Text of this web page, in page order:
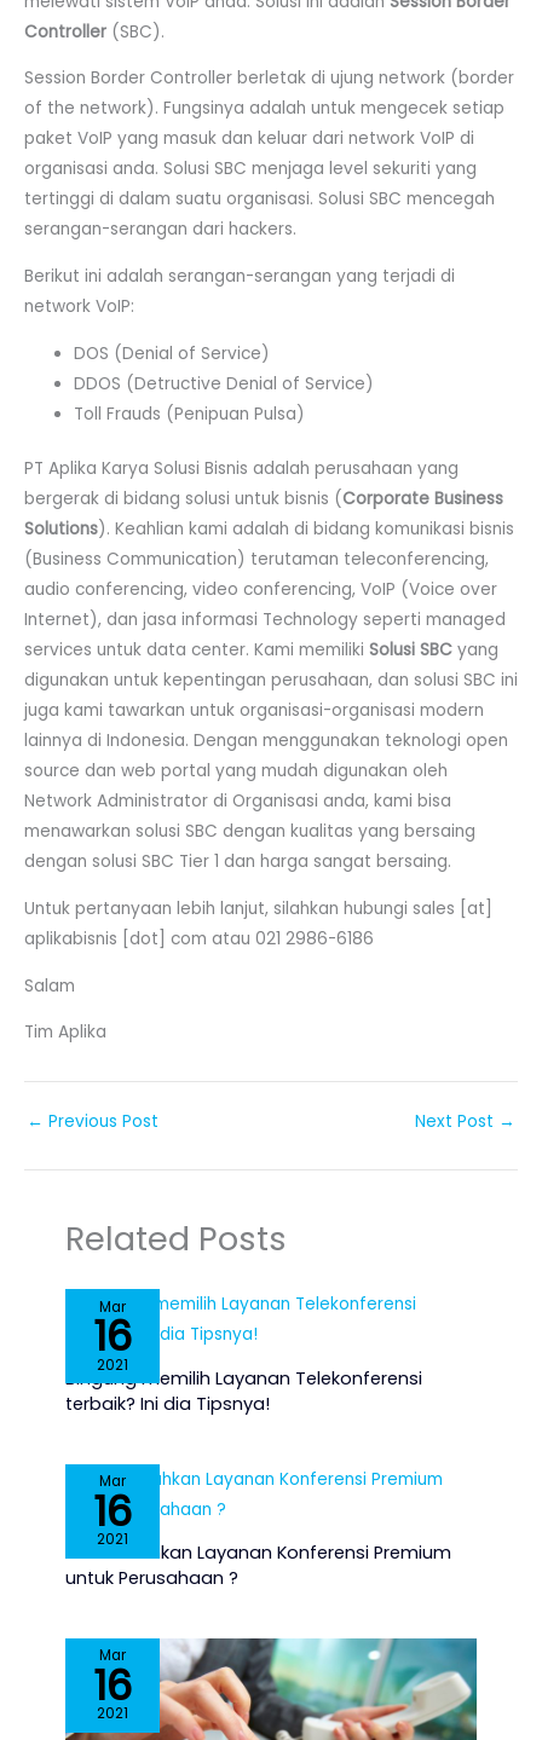
Controller (SBC).
Session Border Controller berletak di ujung network (border
of the network). Fungsinya adalah untuk mengecek setiap
paket VoIP yang masuk dan keluar dari network VoIP di
organisasi anda. Solusi SBC menjaga level sekuriti yang
tertinggi di dalam suatu organisasi. Solusi SBC mencegah
serangan-serangan dari hackers.
Berikut ini adalah serangan-serangan yang terjadi di
network VoIP:
DOS (Denial of Service)
DDOS (Detructive Denial of Service)
Toll Frauds (Penipuan Pulsa)
PT Aplika Karya Solusi Bisnis adalah perusahaan yang
bergerak di bidang solusi untuk bisnis (Corporate Business
Solutions). Keahlian kami adalah di bidang komunikasi bisnis
(Business Communication) terutaman teleconferencing,
audio conferencing, video conferencing, VoIP (Voice over
Internet), dan jasa informasi Technology seperti managed
services untuk data center. Kami memiliki Solusi SBC yang
digunakan untuk kepentingan perusahaan, dan solusi SBC ini
juga kami tawarkan untuk organisasi-organisasi modern
lainnya di Indonesia. Dengan menggunakan teknologi open
source dan web portal yang mudah digunakan oleh
Network Administrator di Organisasi anda, kami bisa
menawarkan solusi SBC dengan kualitas yang bersaing
dengan solusi SBC Tier 1 dan harga sangat bersaing.
Untuk pertanyaan lebih lanjut, silahkan hubungi sales [at]
aplikabisnis [dot] com atau 021 2986-6186
Salam
Tim Aplika
← Previous Post Next Post →
Related Posts
Mar
16
2021
Bingung memilih Layanan Telekonferensi
terbaik? Ini dia Tipsnya!
Mar
16
2021
Membutuhkan Layanan Konferensi Premium
untuk Perusahaan ?
Mar
16
2021